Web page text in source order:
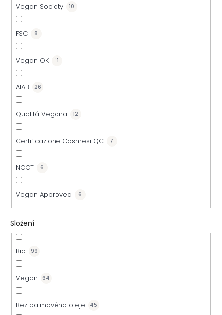
Vegan Society 10
FSC 8
Vegan OK 11
AIAB 26
Qualitá Vegana 12
Certificazione Cosmesi QC 7
NCCT 6
Vegan Approved 6
Složení
Bio 99
Vegan 64
Bez palmového oleje 45